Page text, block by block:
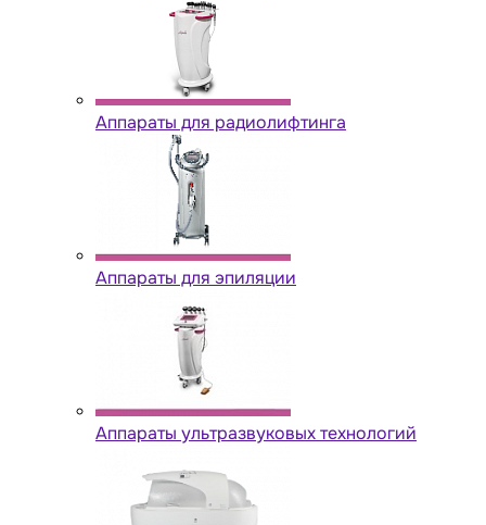
Аппараты для радиолифтинга
Аппараты для эпиляции
Аппараты ультразвуковых технологий